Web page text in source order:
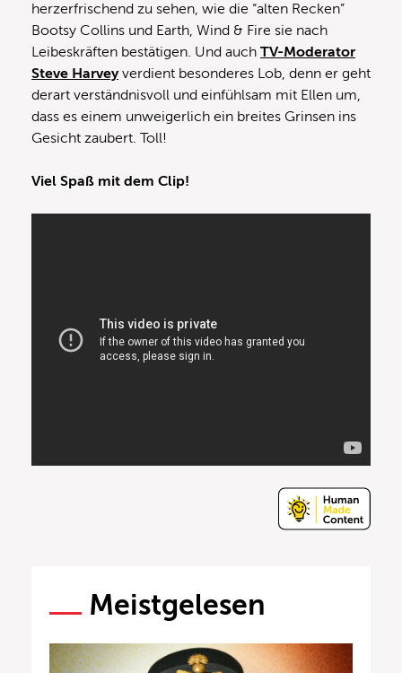
herzerfrischend zu sehen, wie die “alten Recken”
Bootsy Collins und Earth, Wind & Fire sie nach
Leibeskräften bestätigen. Und auch TV-Moderator
Steve Harveyverdient besonderes Lob, denn er geht
derart verständnisvoll und einfühlsam mit Ellen um,
dass es einem unweigerlich ein breites Grinsen ins
Gesicht zaubert. Toll!
Viel Spaß mit dem Clip!
Meistgelesen